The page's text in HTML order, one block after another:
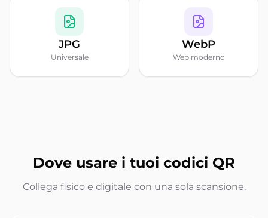
JPG
Universale
WebP
Web moderno
Dove usare i tuoi codici QR
Collega fisico e digitale con una sola scansione.